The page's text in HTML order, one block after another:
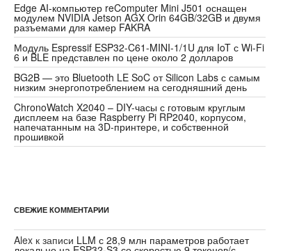
Edge AI-компьютер reComputer Mini J501 оснащен
модулем NVIDIA Jetson AGX Orin 64GB/32GB и двумя
разъемами для камер FAKRA
Модуль Espressif ESP32-C61-MINI-1/1U для IoT с Wi-Fi
6 и BLE представлен по цене около 2 долларов
BG2B — это Bluetooth LE SoC от Silicon Labs с самым
низким энергопотреблением на сегодняшний день
ChronoWatch X2040 – DIY-часы с готовым круглым
дисплеем на базе Raspberry Pi RP2040, корпусом,
напечатанным на 3D-принтере, и собственной
прошивкой
СВЕЖИЕ КОММЕНТАРИИ
Alex к записи LLM с 28,9 млн параметров работает